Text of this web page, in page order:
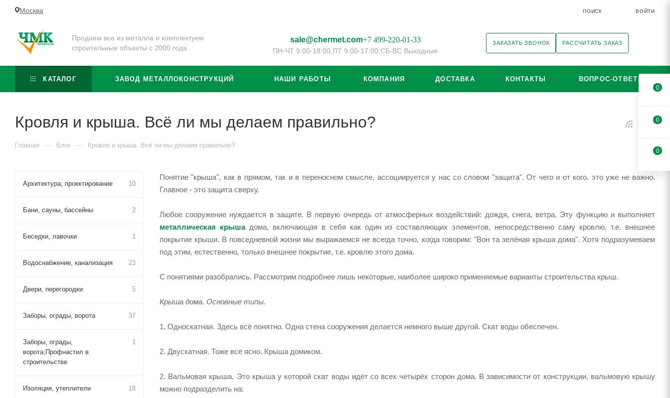
Москва ПОИСК ВОЙТИ
Продаем все из металла и комплектуем
строительные объекты с 2000 года.
sale@chermet.com+7 499-220-01-33
ПН-ЧТ 9:00-18:00, ПТ 9:00-17:00, СБ-ВС Выходные
ЗАКАЗАТЬ ЗВОНОК РАССЧИТАТЬ ЗАКАЗ
КАТАЛОГ ЗАВОД МЕТАЛЛОКОНСТРУКЦИЙ НАШИ РАБОТЫ КОМПАНИЯ ДОСТАВКА КОНТАКТЫ ВОПРОС-ОТВЕТ
Кровля и крыша. Всё ли мы делаем правильно?
Главная — Блог — Кровля и крыша. Всё ли мы делаем правильно?
Понятие "крыша", как в прямом, так и в переносном смысле, ассоциируется у нас со словом "защита". От чего и от кого, это уже не важно.
Главное - это защита сверху.
Любое сооружение нуждается в защите. В первую очередь от атмосферных воздействий: дождя, снега, ветра. Эту функцию и выполняет
металлическая крышадома, включающая в себя как один из составляющих элементов, непосредственно саму кровлю, т.е. внешнее
покрытие крыши. В повседневной жизни мы выражаемся не всегда точно, когда говорим: "Вон та зелёная крыша дома". Хотя подразумеваем
под этим, естественно, только внешнее покрытие, т.е. кровлю этого дома.
С понятиями разобрались. Рассмотрим подробнее лишь некоторые, наиболее широко применяемые варианты строительства крыш.
Крыша дома. Основные типы.
1. Односкатная. Здесь всё понятно. Одна стена сооружения делается немного выше другой. Скат воды обеспечен.
2. Двускатная. Тоже всё ясно. Крыша домиком.
2. Вальмовая крыша. Это крыша у которой скат воды идёт со всех четырёх сторон дома. В зависимости от конструкции, вальмовую крышу
можно подразделить на:
Архитектура, проектирование 10
Бани, сауны, бассейны 2
Беседки, лавочки 1
Водоснабжение, канализация 23
Двери, перегородки 5
Заборы, ограды, ворота 37
Заборы, ограды,
ворота;Профнастил в
строительстве
1
Изоляция, утеплители 18
0
0
0